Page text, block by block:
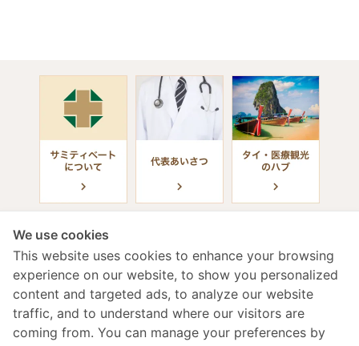
診療受付時間
We use cookies
This website uses cookies to enhance your browsing
experience on our website, to show you personalized
content and targeted ads, to analyze our website
traffic, and to understand where our visitors are
coming from. You can manage your preferences by